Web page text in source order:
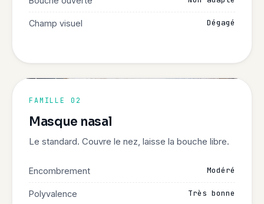
Champ visuel Dégagé
FAMILLE 02
Masque nasal
Le standard. Couvre le nez, laisse la bouche libre.
Encombrement Modéré
Polyvalence Très bonne